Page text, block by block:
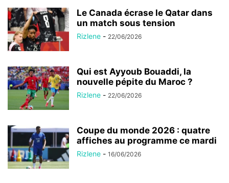
Le Canada écrase le Qatar dans
un match sous tension
Rizlene - 22/06/2026
Qui est Ayyoub Bouaddi, la
nouvelle pépite du Maroc ?
Rizlene - 22/06/2026
Coupe du monde 2026 : quatre
affiches au programme ce mardi
Rizlene - 16/06/2026